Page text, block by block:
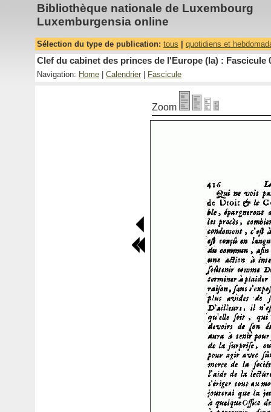
Bibliothèque nationale de Luxembourg
Luxemburgensia online
Sélection du type de publication: tous quotidiens et
Clef du cabinet des princes de l'Europe (la) : Fascicule
Navigation: Home Calendrier Fascicule
Zoom